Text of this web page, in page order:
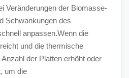
Veränderungen der Biomasse-
Schwankungen des
anpassen.Wenn die
und die thermische
der Platten erhöht oder
um die